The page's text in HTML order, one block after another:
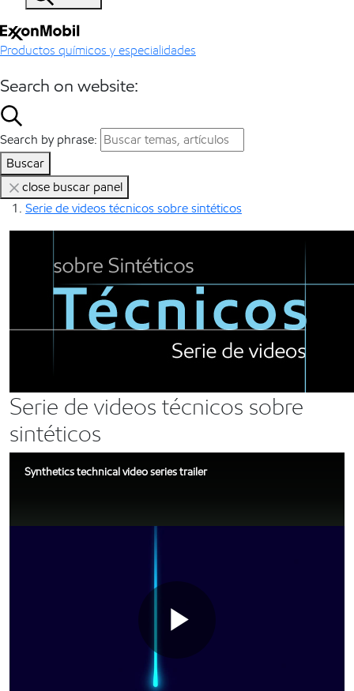
Productos químicos y especialidades
Search on website:
Search by phrase:
Buscar
close buscar panel
Serie de videos técnicos sobre sintéticos
Serie de videos técnicos sobre
sintéticos
Synthetics technical video series trailer
Existencias de base sintética de clase mundial
respaldadas por nuestra experiencia técnica